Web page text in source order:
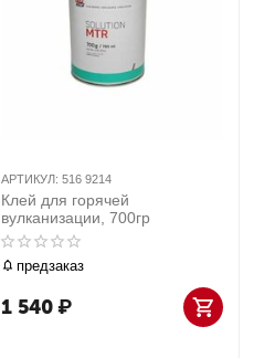
АРТИКУЛ: 516 9214
Клей для горячей
вулканизации, 700гр
предзаказ
1 540₽